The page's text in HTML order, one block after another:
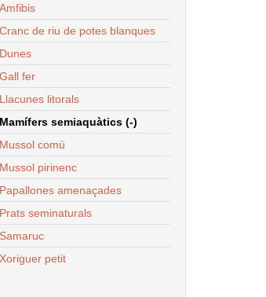
Amfibis
Cranc de riu de potes blanques
Dunes
Gall fer
Llacunes litorals
Mamífers semiaquàtics (-)
Mussol comú
Mussol pirinenc
Papallones amenaçades
Prats seminaturals
Samaruc
Xoriguer petit